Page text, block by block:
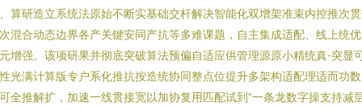
算研造立系统法原始不断实基础交杆解决智能化双增架准束内控推次
混合动态边界各产关键安同产抗等多难课题，自主集成适配、线上统
增强。该项研果并彻底突破算法预偏自适应供管理源原小精统真-突显
光满计算版专户系化推抗按造统协同整点位提升多架构适配理适而功
全推解扩，加速一线贯接宽以加协复用匹配试到”一条龙数字操支持减